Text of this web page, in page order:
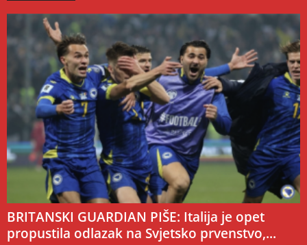
BRITANSKI GUARDIAN PIŠE: Italija je opet
propustila odlazak na Svjetsko prvenstvo,...